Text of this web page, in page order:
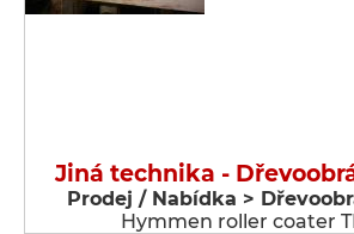
Jiná technika -
Prodej / Nabídka >
Hymmen roller coater